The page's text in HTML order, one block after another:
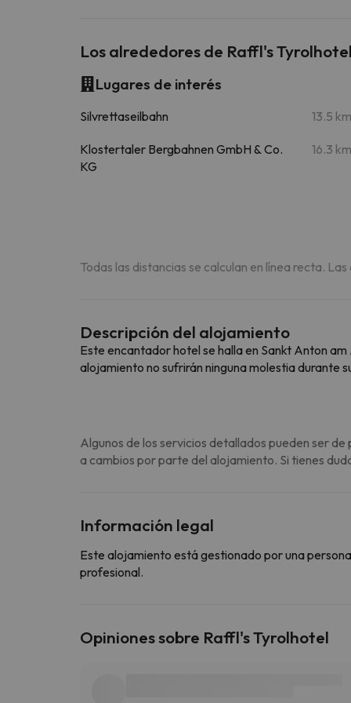
Los alrededores de Raffl's
Lugares de interés
Silvrettaseilbahn 13.5 km
Klostertaler Bergbahnen GmbH & Co.
KG
16.3 km
Todas las distancias se calculan en línea recta.
Descripción del alojamiento
Este encantador hotel se halla en Sankt Anton
alojamiento no sufrirán ninguna molestia durante
Algunos de los servicios detallados pueden ser
a cambios por parte del alojamiento. Si tienes
Información legal
Este alojamiento está gestionado por una
profesional.
Opiniones sobre Raffl's Tyrolhotel